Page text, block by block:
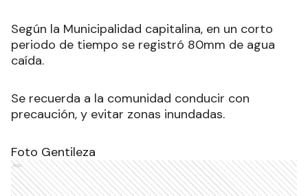
Según la Municipalidad capitalina, en un corto
periodo de tiempo se registró 80mm de agua
caída.
Se recuerda a la comunidad conducir con
precaución, y evitar zonas inundadas.
Foto Gentileza
Ads